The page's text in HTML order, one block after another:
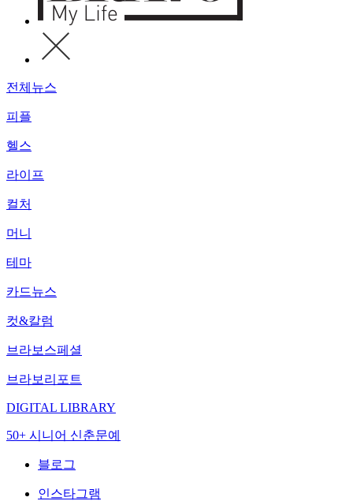
전체뉴스
피플
헬스
라이프
컬처
머니
테마
카드뉴스
컷&칼럼
브라보스페셜
브라보리포트
DIGITAL LIBRARY
50+ 시니어 신춘문예
블로그
인스타그램